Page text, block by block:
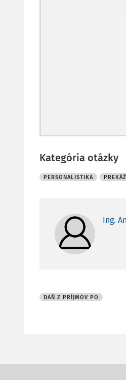
Kategória otázky
PERSONALISTIKA
Ing.
DAŇ Z PRÍJMOV PO